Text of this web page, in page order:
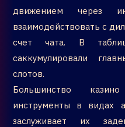
движением через
взаимодействовать с
счет чата. В
саккумулировали
слотов.
Большинство
инструменты в видах
заслуживает их